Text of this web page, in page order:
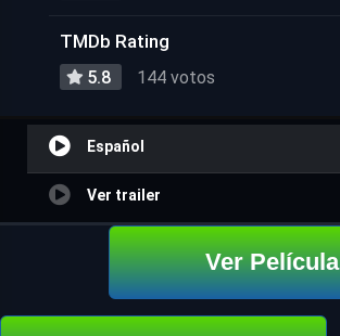
TMDb Rating
5.8 144 votos
Español
Ver trailer
Ver Película